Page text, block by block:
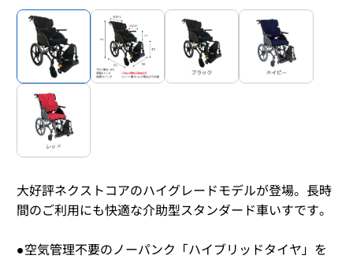
大好評ネクストコアのハイグレードモデルが登場。長時
間のご利用にも快適な介助型スタンダード車いすです。
●空気管理不要のノーパンク「ハイブリッドタイヤ」を